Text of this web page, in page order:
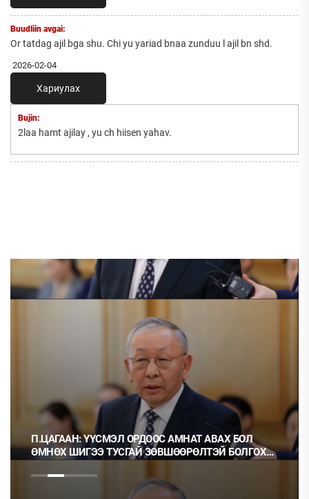
Buudliin avgai:
Or tatdag ajil bga shu. Chi yu yariad bnaa zunduu l ajil bn shd.
2026-02-04
Хариулах
Bujin:
2laa hamt ajilay , yu ch hiisen yahav.
П.ЦАГААН: ҮҮСМЭЛ ОРДООС АМНАТ АВАХ БОЛ
ӨМНӨХ ШИГЭЭ ТУСГАЙ ЗӨВШӨӨРӨЛТЭЙ БОЛГОХ